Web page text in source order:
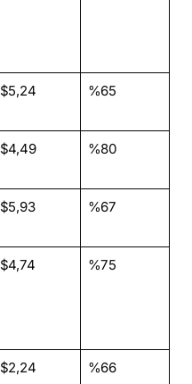
$5,24 %65
$4,49 %80
$5,93 %67
$4,74 %75
$2,24 %66